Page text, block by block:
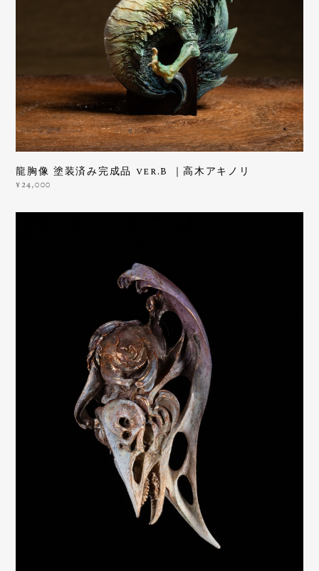
龍胸像 塗装済み完成品 ver.B ｜高木アキノリ
¥24,000